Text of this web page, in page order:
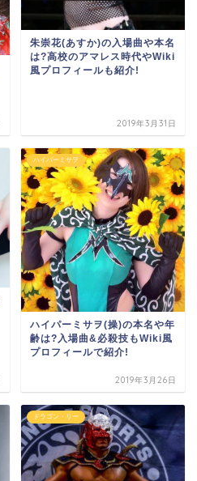
朱崇花(あすか)の入場曲や本名
は?高校のアマレス時代やWiki
風プロフィールも紹介!
2019年3月31日
ハイパーミサヲ
ハイパーミサヲ(操)の本名や年
齢は?入場曲&必殺技もWiki風
プロフィールで紹介!
2019年3月26日
ドラゴン・リー